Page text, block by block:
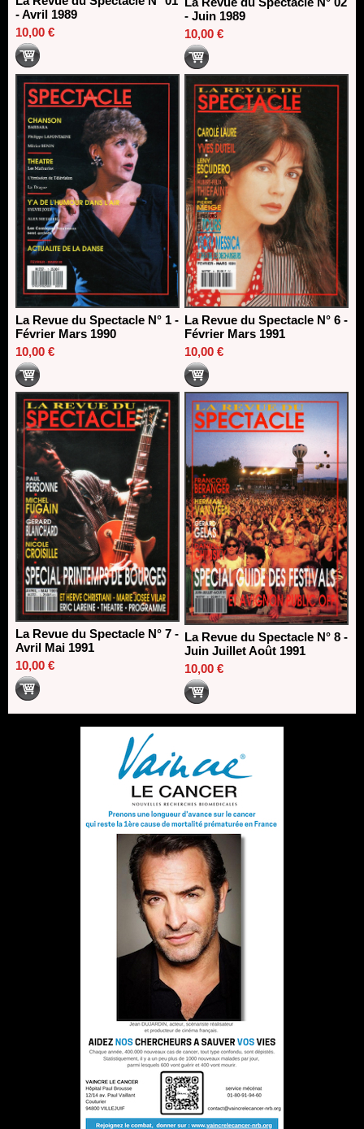
- Avril 1989
10,00 €
- Juin 1989
10,00 €
La Revue du Spectacle N° 1 -
Février Mars 1990
10,00 €
La Revue du Spectacle N° 6 -
Février Mars 1991
10,00 €
La Revue du Spectacle N° 7 -
Avril Mai 1991
10,00 €
La Revue du Spectacle N° 8 -
Juin Juillet Août 1991
10,00 €